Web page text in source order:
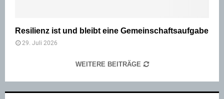
Resilienz ist und bleibt eine Gemeinschaftsaufgabe
29. Juli 2026
WEITERE BEITRÄGE